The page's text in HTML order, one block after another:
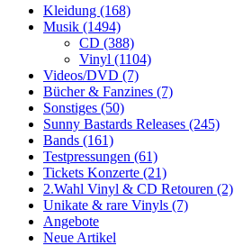
Kleidung (168)
Musik (1494)
CD (388)
Vinyl (1104)
Videos/DVD (7)
Bücher & Fanzines (7)
Sonstiges (50)
Sunny Bastards Releases (245)
Bands (161)
Testpressungen (61)
Tickets Konzerte (21)
2.Wahl Vinyl & CD Retouren (2)
Unikate & rare Vinyls (7)
Angebote
Neue Artikel